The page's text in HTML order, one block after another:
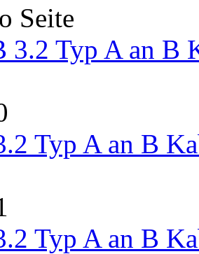
Seite
3.2 Typ A an B
Typ A an B
Typ A an B